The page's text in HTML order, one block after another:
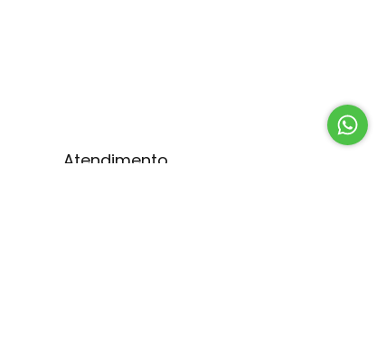
Atendimento